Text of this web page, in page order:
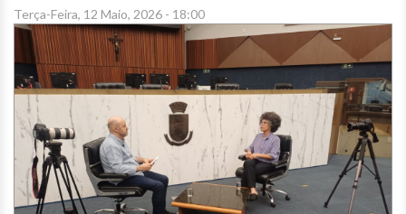
Terça-Feira, 12 Maio, 2026 - 18:00